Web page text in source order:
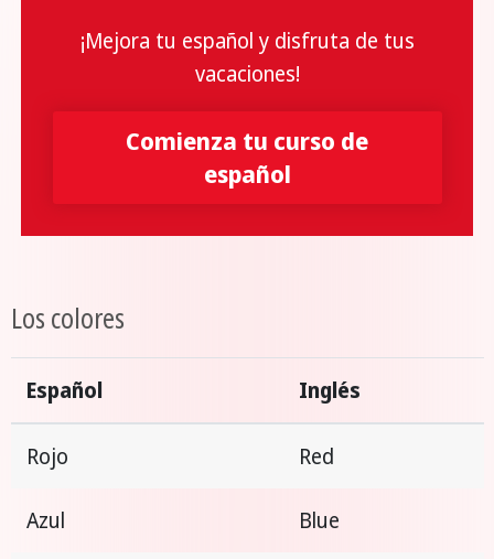
¡Mejora tu español y disfruta de tus
vacaciones!
Comienza tu curso de
español
Los colores
Español Inglés
Rojo Red
Azul Blue